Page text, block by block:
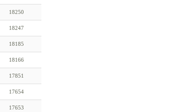
18250
18247
18185
18166
17851
17654
17653